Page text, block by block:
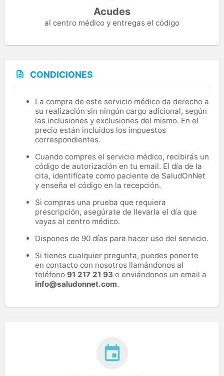
Acudes
al centro médico y entregas el código
CONDICIONES
La compra de este servicio médico da derecho a
su realización sin ningún cargo adicional, según
las inclusiones y exclusiones del mismo. En el
precio están incluidos los impuestos
correspondientes.
Cuando compres el servicio médico, recibirás un
código de autorización en tu email. El día de la
cita, identifícate como paciente de SaludOnNet
y enseña el código en la recepción.
Si compras una prueba que requiera
prescripción, asegúrate de llevarla el día que
vayas al centro médico.
Dispones de 90 días para hacer uso del servicio.
Si tienes cualquier pregunta, puedes ponerte
en contacto con nosotros llamándonos al
teléfono 91 217 21 93 o enviándonos un email a
info@saludonnet.com.